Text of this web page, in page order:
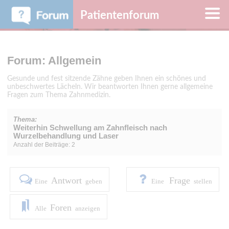
Patientenforum
Forum: Allgemein
Gesunde und fest sitzende Zähne geben Ihnen ein schönes und
unbeschwertes Lächeln. Wir beantworten Ihnen gerne allgemeine
Fragen zum Thema Zahnmedizin.
Thema:
Weiterhin Schwellung am Zahnfleisch nach
Wurzelbehandlung und Laser
Anzahl der Beiträge: 2
Eine Antwort geben Eine Frage stellen
Alle Foren anzeigen